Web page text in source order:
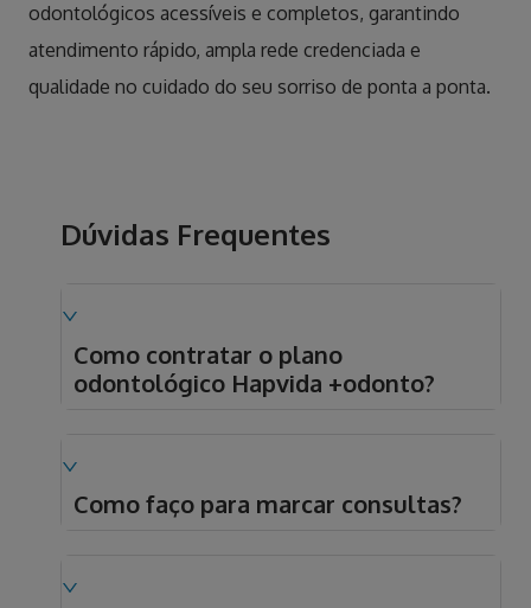
odontológicos acessíveis e completos, garantindo
atendimento rápido, ampla rede credenciada e
qualidade no cuidado do seu sorriso de ponta a ponta.
Dúvidas Frequentes
Como contratar o plano
odontológico Hapvida +odonto?
Como faço para marcar consultas?